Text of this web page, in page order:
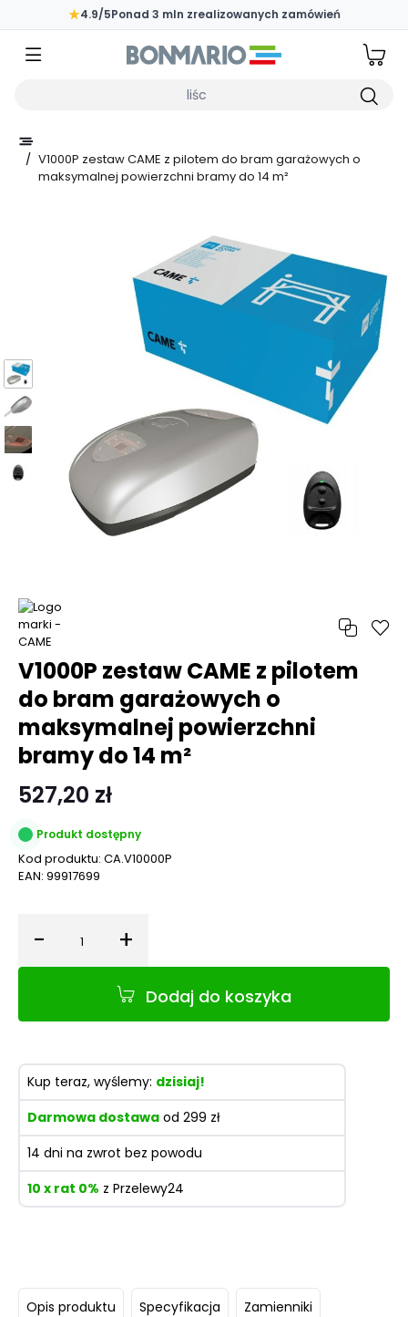
Przejdź do głównej zawartości strony
★4.9/5Ponad 3 mln zrealizowanych zamówień
/ V1000P zestaw CAME z pilotem do bram garażowych o
maksymalnej powierzchni bramy do 14 m²
Opis produktu Specyfikacja Zamienniki
V1000P zestaw CAME z pilotem
do bram garażowych o
maksymalnej powierzchni
bramy do 14 m²
527,20 zł
Produkt dostępny
Kod produktu: CA.V10000P
EAN: 99917699
- Ilość +
Dodaj do koszyka
Kup teraz, wyślemy: dzisiaj!
Darmowa dostawa od 299 zł
14 dni na zwrot bez powodu
10 x rat 0% z Przelewy24